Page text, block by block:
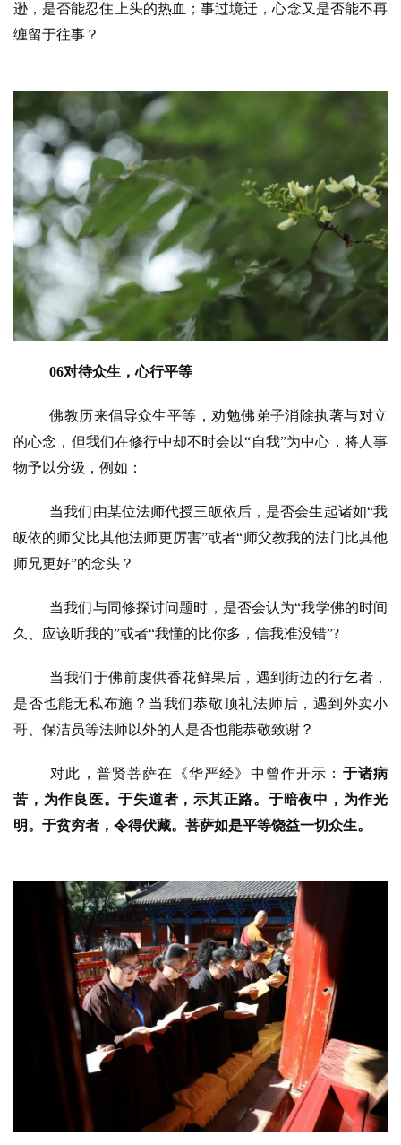
资
讯
高
谈
提
题
慈
善
登录 注册
逊，是否能忍住上头的热血；事过境迁，心念又是否能不再
缠留于往事？
06对待众生，心行平等
佛教历来倡导众生平等，劝勉佛弟子消除执著与对立
的心念，但我们在修行中却不时会以“自我”为中心，将人事
物予以分级，例如：
当我们由某位法师代授三皈依后，是否会生起诸如“我
皈依的师父比其他法师更厉害”或者“师父教我的法门比其他
师兄更好”的念头？
当我们与同修探讨问题时，是否会认为“我学佛的时间
久、应该听我的”或者“我懂的比你多，信我准没错”?
当我们于佛前虔供香花鲜果后，遇到街边的行乞者，
是否也能无私布施？当我们恭敬顶礼法师后，遇到外卖小
哥、保洁员等法师以外的人是否也能恭敬致谢？
对此，普贤菩萨在《华严经》中曾作开示： 于诸病
苦，为作良医。于失道者，示其正路。于暗夜中，为作光
明。于贫穷者，令得伏藏。菩萨如是平等饶益一切众生。